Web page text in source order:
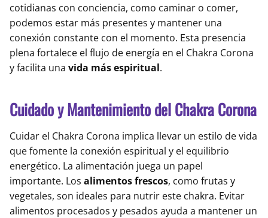
cotidianas con conciencia, como caminar o comer,
podemos estar más presentes y mantener una
conexión constante con el momento. Esta presencia
plena fortalece el flujo de energía en el Chakra Corona
y facilita una vida más espiritual.
Cuidado y Mantenimiento del Chakra Corona
Cuidar el Chakra Corona implica llevar un estilo de vida
que fomente la conexión espiritual y el equilibrio
energético. La alimentación juega un papel
importante. Los alimentos frescos, como frutas y
vegetales, son ideales para nutrir este chakra. Evitar
alimentos procesados y pesados ayuda a mantener un